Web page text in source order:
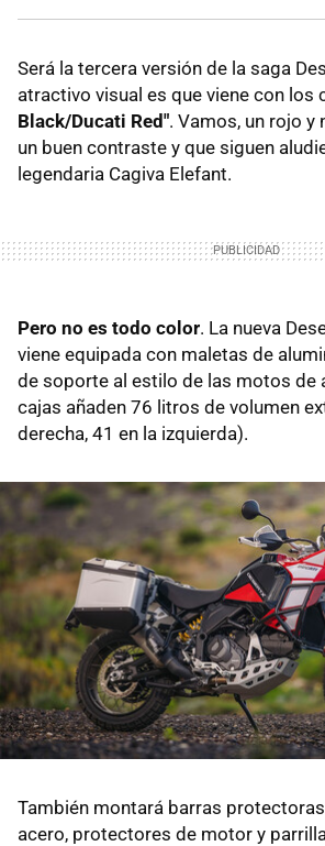
Será la tercera versión de la saga
atractivo visual es que viene con los
Black/Ducati Red". Vamos, un rojo y
un buen contraste y que siguen
legendaria Cagiva Elefant.
Pero no es todo color. La nueva
viene equipada con maletas de
de soporte al estilo de las motos de
cajas añaden 76 litros de volumen
derecha, 41 en la izquierda).
También montará barras
acero, protectores de motor y